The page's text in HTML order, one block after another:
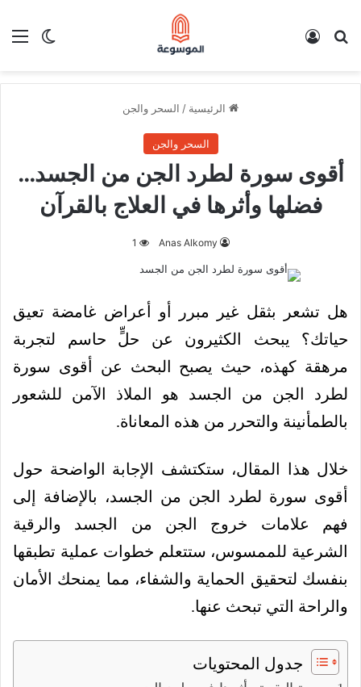
الوضع بحث عن
الرئيسية / السحر والجن
السحر والجن
أقوى سورة لطرد الجن من الجسد…
فضلها وأثرها في العلاج بالقرآن
Anas Alkomy
1
هل تشعر بثقل غير مبرر أو أعراض غامضة تعيق
حياتك؟ يبحث الكثيرون عن حلٍّ حاسم لتجربة
مرهقة كهذه، حيث يصبح البحث عن أقوى سورة
لطرد الجن من الجسد هو الملاذ الآمن للشعور
بالطمأنينة والتحرر من هذه المعاناة.
خلال هذا المقال، ستكتشف الإجابة الواضحة حول
أقوى سورة لطرد الجن من الجسد، بالإضافة إلى
فهم علامات خروج الجن من الجسد والرقية
الشرعية للممسوس، ستتعلم خطوات عملية تطبقها
بنفسك لتحقيق الحماية والشفاء، مما يمنحك الأمان
والراحة التي تبحث عنها.
جدول المحتويات